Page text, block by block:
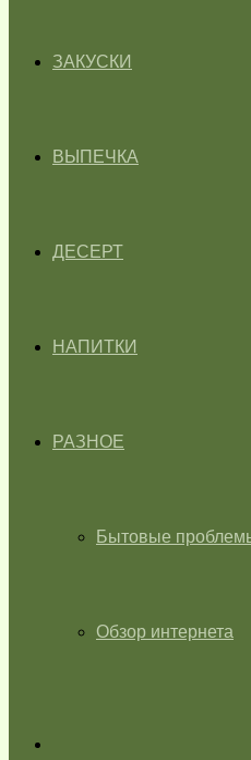
ЗАКУСКИ
ВЫПЕЧКА
ДЕСЕРТ
НАПИТКИ
РАЗНОЕ
Бытовые
Обзор интернета